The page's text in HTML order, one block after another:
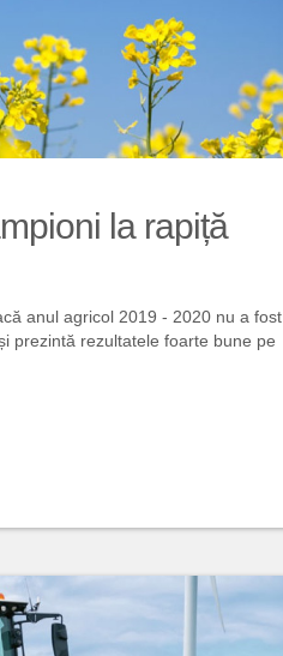
la rapiță
anul agricol 2019 - 2020 nu a fost
prezintă rezultatele foarte bune pe